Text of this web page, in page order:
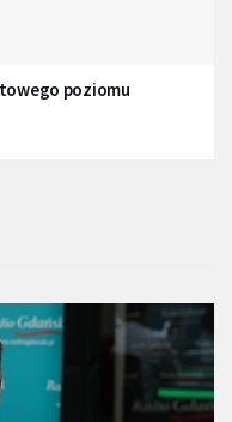
poziomu